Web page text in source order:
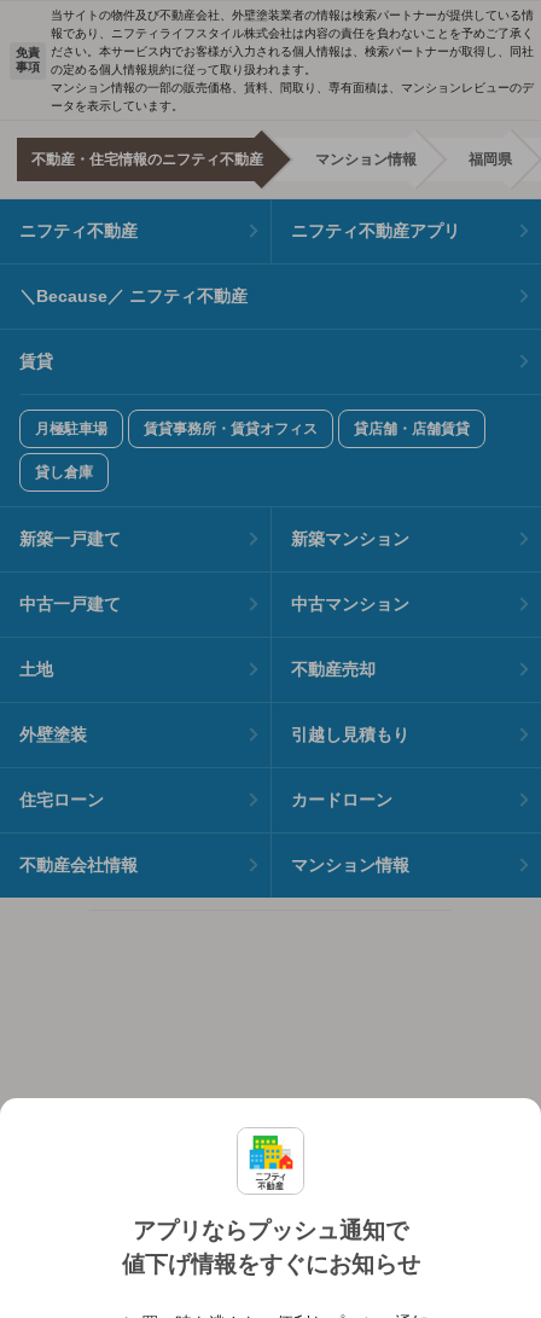
アプリならプッシュ通知で
値下げ情報をすぐにお知らせ
免責
事項
当サイトの物件及び不動産会社、外壁塗装業者の情報は検索パートナーが提供している情
報であり、ニフティライフスタイル株式会社は内容の責任を負わないことを予めご了承く
ださい。本サービス内でお客様が入力される個人情報は、検索パートナーが取得し、同社
の定める個人情報規約に従って取り扱われます。
マンション情報の一部の販売価格、賃料、間取り、専有面積は、マンションレビューのデ
ータを表示しています。
不動産・住宅情報のニフティ不動産 マンション情報 福岡県
ニフティ不動産 ニフティ不動産アプリ
＼Because／ ニフティ不動産
賃貸
月極駐車場 賃貸事務所・賃貸オフィス 貸店舗・店舗賃貸
貸し倉庫
新築一戸建て 新築マンション
中古一戸建て 中古マンション
土地 不動産売却
外壁塗装 引越し見積もり
住宅ローン カードローン
不動産会社情報 マンション情報
個人情報保護ポリシー 利用規約